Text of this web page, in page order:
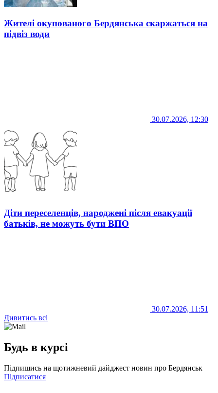
Жителі окупованого Бердянська скаржаться на
підвіз води
30.07.2026, 12:30
Діти переселенців, народжені після евакуації
батьків, не можуть бути ВПО
30.07.2026, 11:51
Дивитись всі
Будь в курсі
Підпишись на щотижневий дайджест новин про Бердянськ
Підписатися